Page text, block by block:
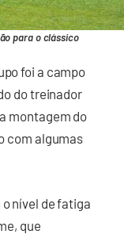
para o clássico
foi a campo
do treinador
montagem do
com algumas
nível de fatiga
que